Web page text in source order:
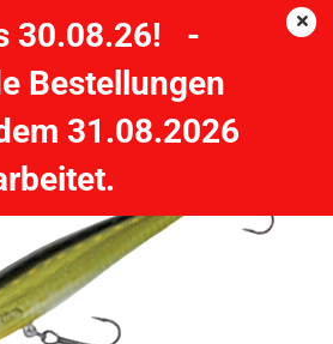
30.08.26! -
Bestellungen
31.08.2026